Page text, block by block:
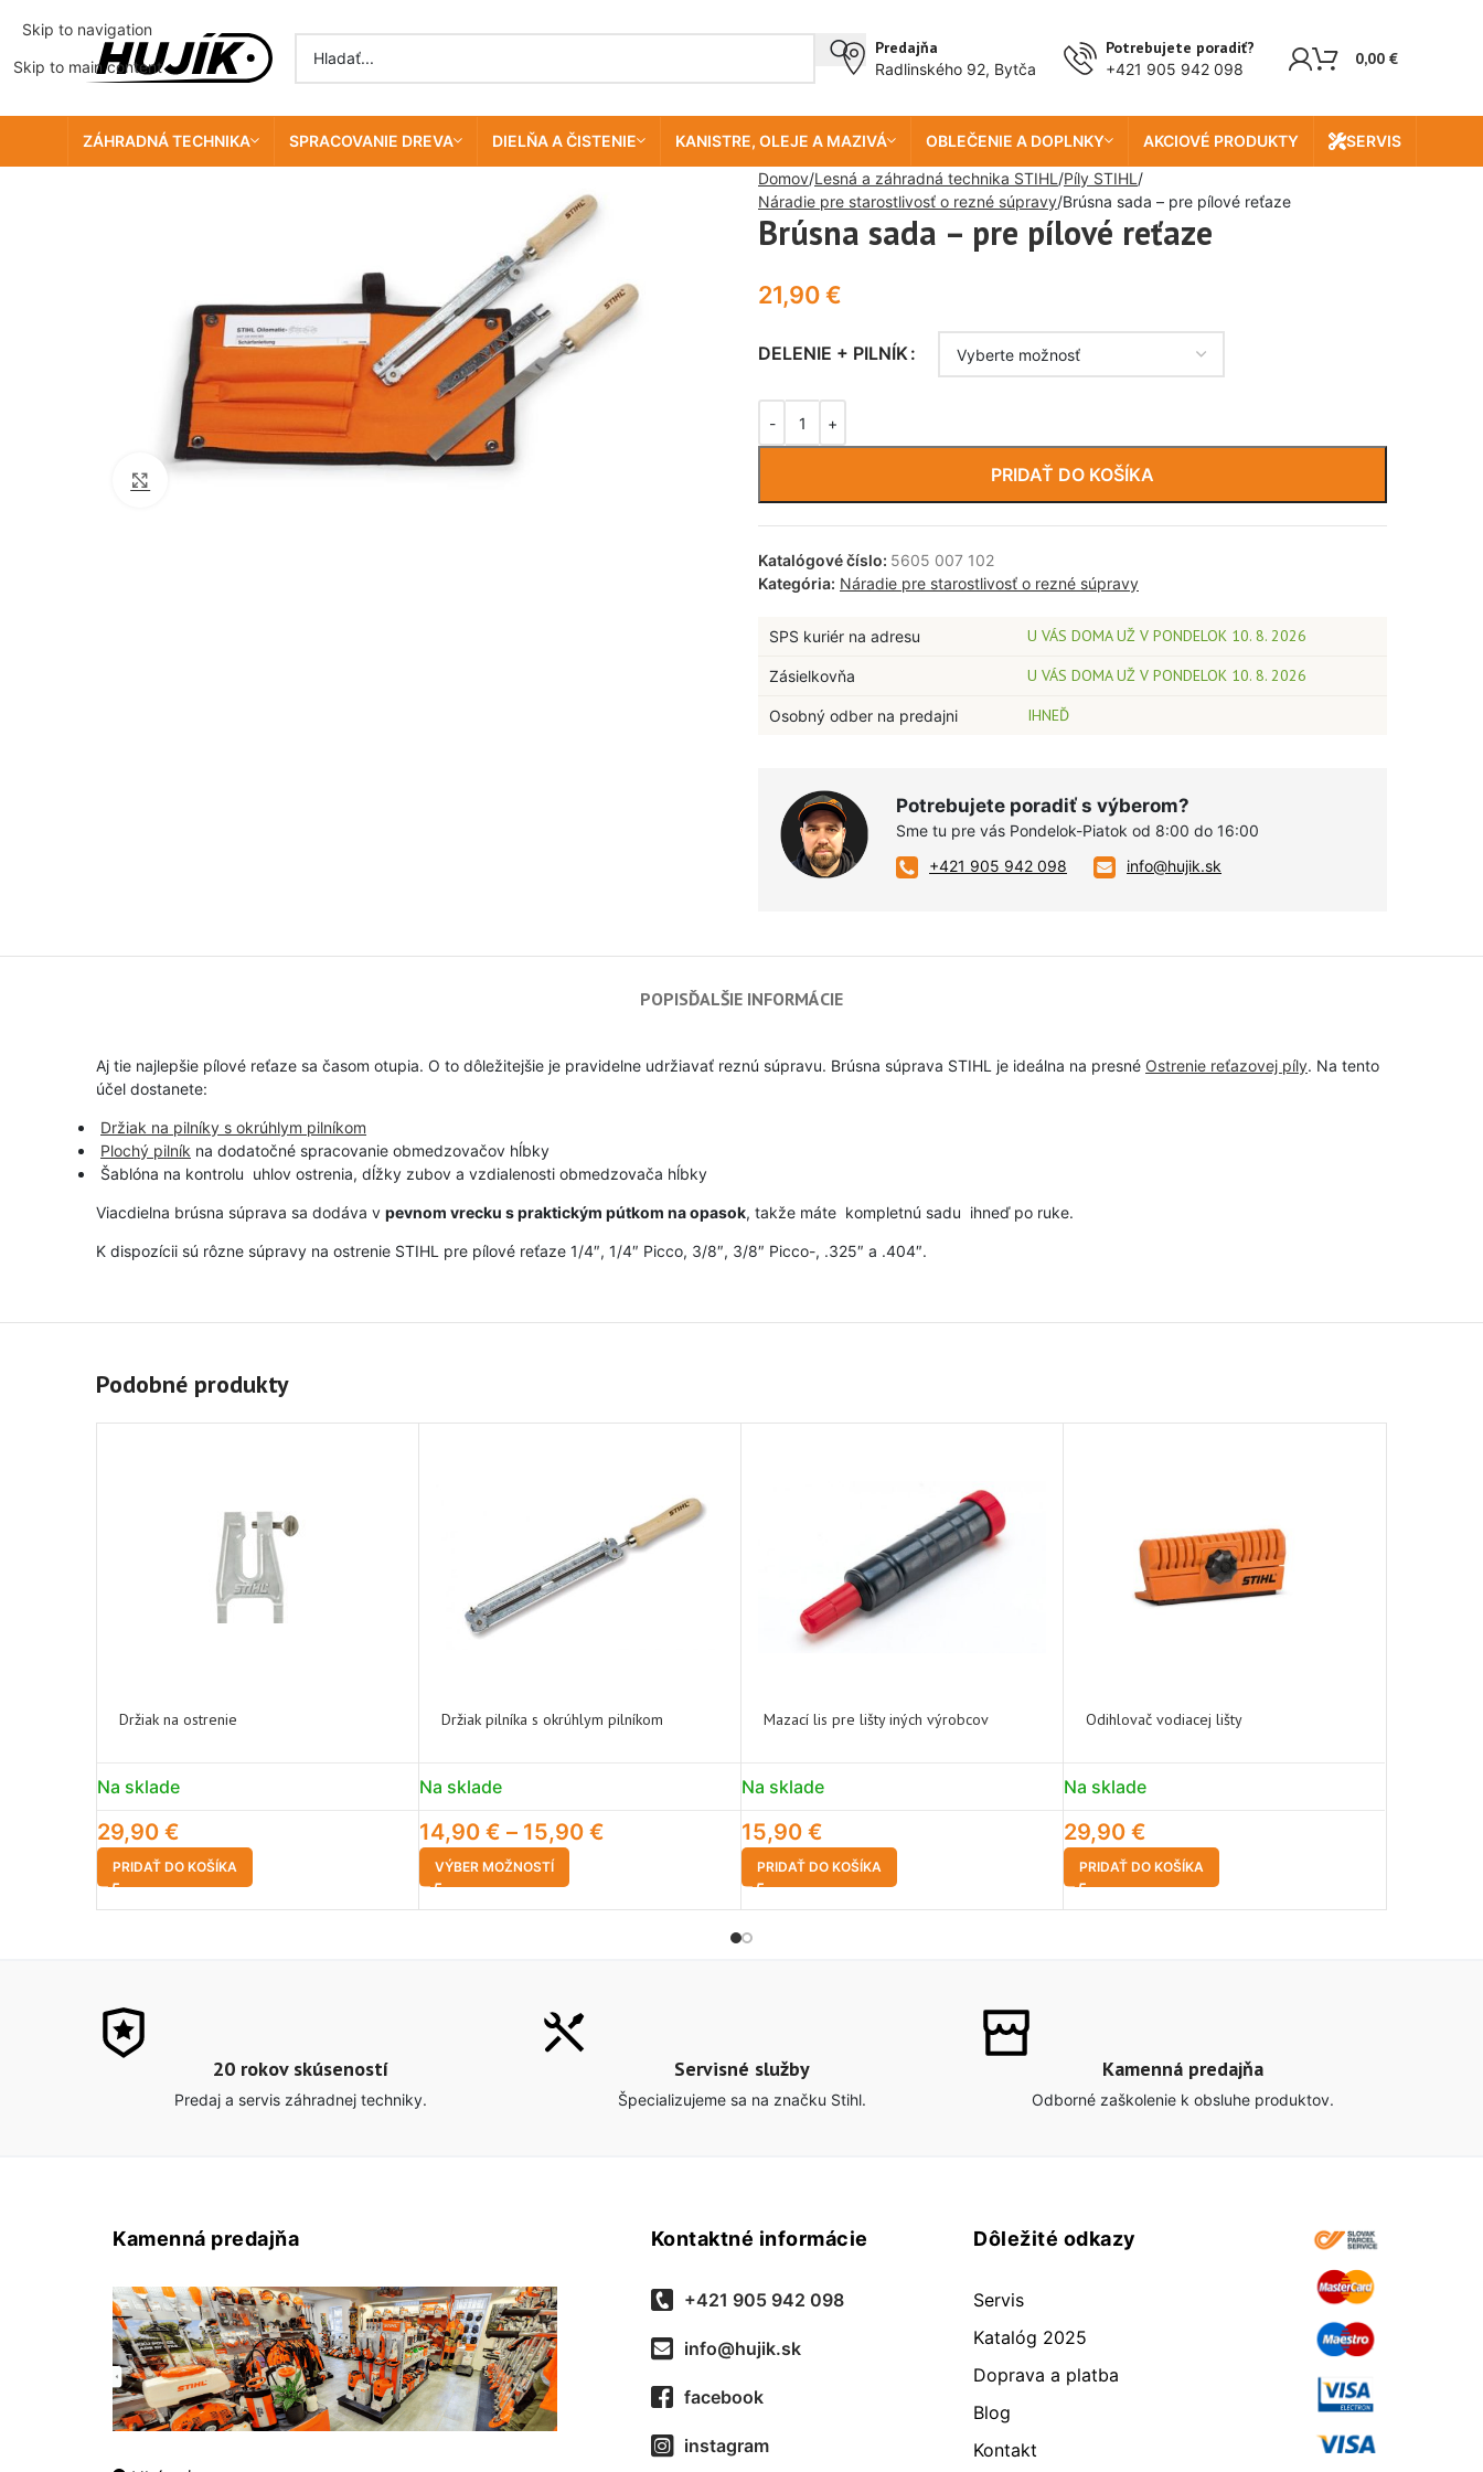
Skip to navigation
Skip to main content
Predajňa
Radlinského 92, Bytča
Potrebujete poradiť?
+421 905 942 098
0,00 €
ZÁHRADNÁ TECHNIKA SPRACOVANIE DREVA DIELŇA A ČISTENIE KANISTRE, OLEJE A MAZIVÁ OBLEČENIE A DOPLNKY AKCIOVÉ PRODUKTY SERVIS
Domov Lesná a záhradná technika STIHL
Píly STIHL
Náradie pre starostlivosť o rezné súpravy Brúsna sada – pre pílové reťaze
Brúsna sada – pre pílové reťaze
21,90€
DELENIE + PILNÍK
PRIDAŤ DO KOŠÍKA
Katalógové číslo: 5605 007 102
Kategória: Náradie pre starostlivosť o rezné súpravy
SPS kuriér na adresu U VÁS DOMA UŽ V PONDELOK 10. 8. 2026
Zásielkovňa U VÁS DOMA UŽ V PONDELOK 10. 8. 2026
Osobný odber na predajni IHNEĎ
Potrebujete poradiť s výberom?
Sme tu pre vás Pondelok-Piatok od 8:00 do 16:00
+421 905 942 098
info@hujik.sk
POPISĎALŠIE INFORMÁCIE
Aj tie najlepšie pílové reťaze sa časom otupia. O to dôležitejšie je pravidelne udržiavať reznú súpravu. Brúsna súprava STIHL je ideálna na presné Ostrenie reťazovej píly. Na tento
účel dostanete:
Držiak na pilníky s okrúhlym pilníkom
Plochý pilník na dodatočné spracovanie obmedzovačov hĺbky
Šablóna na kontrolu uhlov ostrenia, dĺžky zubov a vzdialenosti obmedzovača hĺbky
Viacdielna brúsna súprava sa dodáva v pevnom vrecku s praktickým pútkom na opasok, takže máte kompletnú sadu ihneď po ruke.
K dispozícii sú rôzne súpravy na ostrenie STIHL pre pílové reťaze 1/4″, 1/4″ Picco, 3/8″, 3/8″ Picco-, .325″ a .404″.
Podobné produkty
Držiak na ostrenie
Na sklade
29,90 €
PRIDAŤ DO KOŠÍKA
Držiak pilníka s okrúhlym pilníkom
Na sklade
14,90 € – 15,90 €
VÝBER MOŽNOSTÍ
Mazací lis pre lišty iných výrobcov
Na sklade
15,90 €
PRIDAŤ DO KOŠÍKA
Odihlovač vodiacej lišty
Na sklade
29,90 €
PRIDAŤ DO KOŠÍKA
20 rokov skúseností
Predaj a servis záhradnej techniky.
Servisné služby
Špecializujeme sa na značku Stihl.
Kamenná predajňa
Odborné zaškolenie k obsluhe produktov.
Kamenná predajňa Kontaktné informácie
+421 905 942 098
info@hujik.sk
facebook
instagram
Dôležité odkazy
Servis
Katalóg 2025
Doprava a platba
Blog
Kontakt